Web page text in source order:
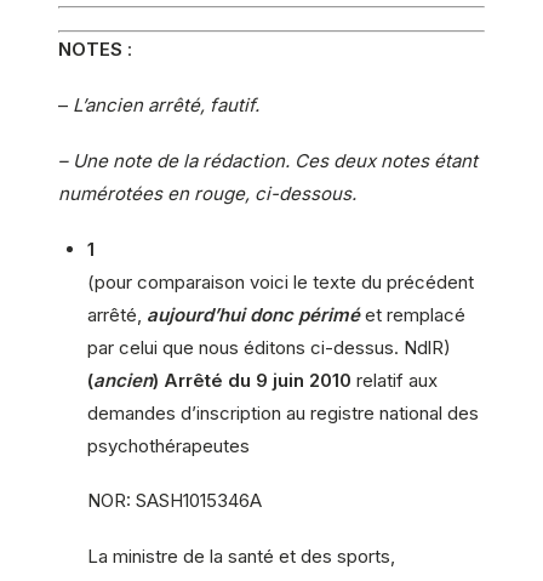
NOTES :
– L’ancien arrêté, fautif.
– Une note de la rédaction. Ces deux notes étant
numérotées en rouge, ci-dessous.
1
(pour comparaison voici le texte du précédent
arrêté, aujourd’hui donc périmé et remplacé
par celui que nous éditons ci-dessus. NdlR)
(ancien) Arrêté du 9 juin 2010 relatif aux
demandes d’inscription au registre national des
psychothérapeutes
NOR: SASH1015346A
La ministre de la santé et des sports,